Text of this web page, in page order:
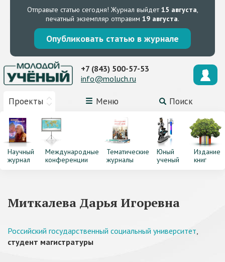
Отправьте статью сегодня! Журнал выйдет15 августа,
печатный экземпляр отправим 19 августа.
Опубликовать статью в журнале
Проекты Меню Поиск
+7 (843) 500-57-53
info@moluch.ru
Научный
журнал
Международные
конференции
Тематические
журналы
Юный
ученый
Издание
книг
Миткалева Дарья Игоревна
Российский государственный социальный университет,
студент магистратуры